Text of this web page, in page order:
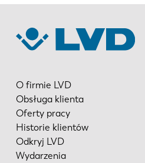
O firmie LVD
Obsługa klienta
Oferty pracy
Historie klientów
Odkryj LVD
Wydarzenia